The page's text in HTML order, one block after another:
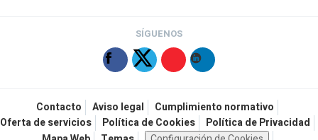
SÍGUENOS
Contacto Aviso legal
Cumplimiento normativo
Oferta de servicios
Política de Cookies
Política de Privacidad